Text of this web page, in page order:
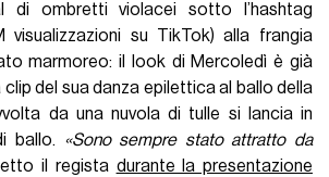
di ombretti violacei sotto l’hashtag
visualizzazioni su TikTok) alla frangia
marmoreo: il look di Mercoledì è già
clip del sua danza epilettica al ballo della
da una nuvola di tulle si lancia in
ballo.
«Sono sempre stato attratto da
il regista durante la presentazione